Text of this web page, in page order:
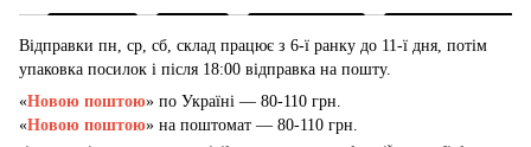
Відправки пн, ср, сб, склад працює з 6-ї ранку до 11-ї дня, потім
упаковка посилок і після 18:00 відправка на пошту.
«Новою поштою» по Україні — 80-110 грн.
«Новою поштою» на поштомат — 80-110 грн.